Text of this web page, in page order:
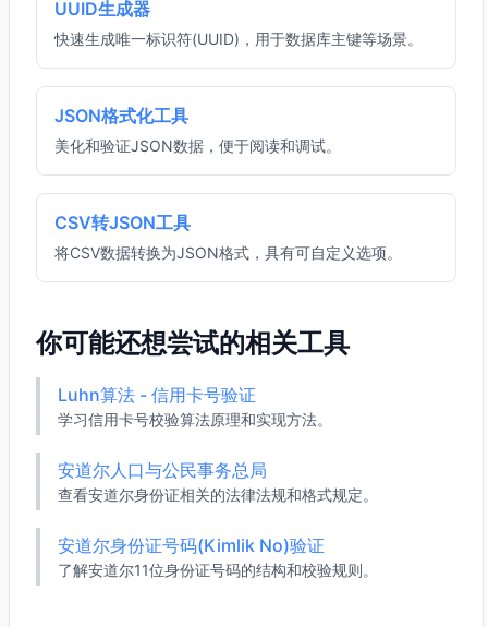
UUID生成器
快速生成唯一标识符(UUID)，用于数据库主键等场景。
JSON格式化工具
美化和验证JSON数据，便于阅读和调试。
CSV转JSON工具
将CSV数据转换为JSON格式，具有可自定义选项。
你可能还想尝试的相关工具
Luhn算法 - 信用卡号验证
学习信用卡号校验算法原理和实现方法。
安道尔人口与公民事务总局
查看安道尔身份证相关的法律法规和格式规定。
安道尔身份证号码(Kimlik No)验证
了解安道尔11位身份证号码的结构和校验规则。